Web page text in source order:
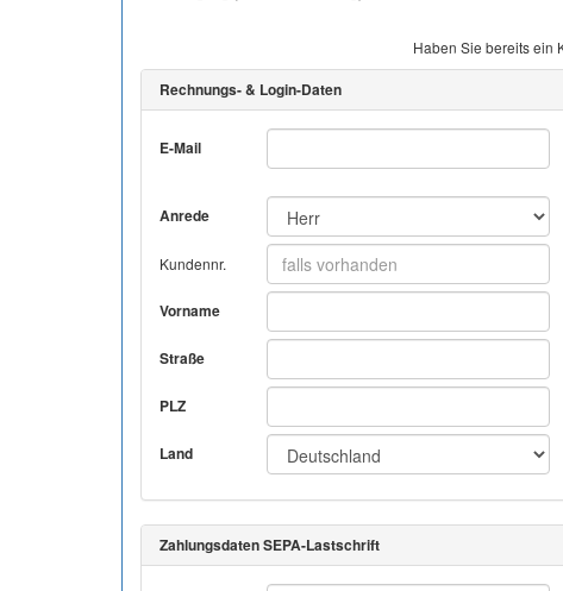
Haben Sie bereits ein
Rechnungs- & Login-Daten
E-Mail
Anrede
Kundennr.
Vorname
Straße
PLZ
Land
Zahlungsdaten SEPA-Lastschrift